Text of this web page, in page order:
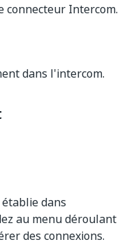
connecteur Intercom.
dans l'intercom.
dans
au menu déroulant
des connexions.